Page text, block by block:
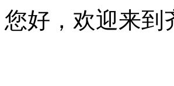
您好，欢迎来到